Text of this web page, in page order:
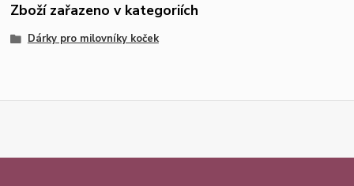
Zboží zařazeno v kategoriích
Dárky pro milovníky koček